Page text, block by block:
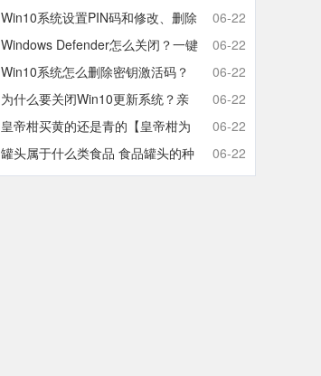
慢的原因分析及终极解决方法
Win10系统设置PIN码和修改、删除
取消PIN码的方法
06-22
Windows Defender怎么关闭？一键
彻底关闭Windows Defender方法
06-22
Win10系统怎么删除密钥激活码？
Win10卸载激活密钥的操作方法
06-22
为什么要关闭Win10更新系统？亲
测有效的Win10关闭自动更新方法
06-22
皇帝柑买黄的还是青的【皇帝柑为
什么青的还那么甜】
06-22
罐头属于什么类食品 食品罐头的种
类有哪些
06-22